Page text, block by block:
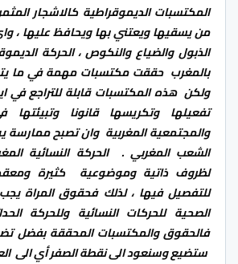
المكتسبات الديموقراطية كالاشجار
من يسقيها ويعتني بها ويحافظ عليها ،
الذبول والضياع والنكوص ، الحركة
بالمغرب حققت مكتسبات مهمة في ما
ولكن هذه المكتسبات قابلة للتراجع في
تفعيلها وتكريسها قانونا وتبيئتها
والمجتمعية المغربية وان تصبح ممارسة
الشعب المغربي . الحركة النسائية
لظروف ذاتية وموضوعية كثيرة
للتفصيل فيها ، لذلك فحقوق المراة يجب
الصحية للحركات النسائية وللحركة
فالحقوق والمكتسبات المحققة بفضل
ستضيع وسنعود الى نقطة الصفر أي الى